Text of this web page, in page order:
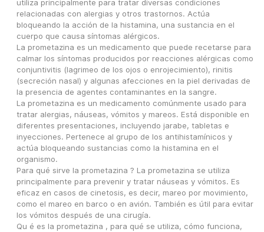
utiliza principalmente para tratar diversas condiciones
relacionadas con alergias y otros trastornos. Actúa
bloqueando la acción de la histamina, una sustancia en el
cuerpo que causa síntomas alérgicos.
La prometazina es un medicamento que puede recetarse para
calmar los síntomas producidos por reacciones alérgicas como
conjuntivitis (lagrimeo de los ojos o enrojecimiento), rinitis
(secreción nasal) y algunas afecciones en la piel derivadas de
la presencia de agentes contaminantes en la sangre.
La prometazina es un medicamento comúnmente usado para
tratar alergias, náuseas, vómitos y mareos. Está disponible en
diferentes presentaciones, incluyendo jarabe, tabletas e
inyecciones. Pertenece al grupo de los antihistamínicos y
actúa bloqueando sustancias como la histamina en el
organismo.
Para qué sirve la prometazina ? La prometazina se utiliza
principalmente para prevenir y tratar náuseas y vómitos. Es
eficaz en casos de cinetosis, es decir, mareo por movimiento,
como el mareo en barco o en avión. También es útil para evitar
los vómitos después de una cirugía.
Qu é es la prometazina , para qué se utiliza, cómo funciona,